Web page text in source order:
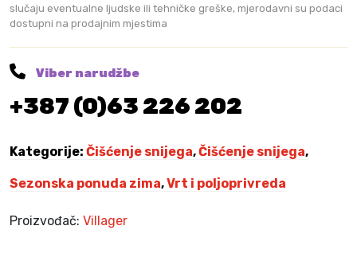
o
t
o
r
i
s
t
č
slučaju eventualne ljudske ili tehničke greške, mjerodavni su podaci
dostupni na prodajnim mjestima
Viber narudžbe
+387 (0)63 226 202
Kategorije: Čišćenje snijega,Čišćenje snijega,
Sezonska ponuda zima,Vrt i poljoprivreda
Proizvođač: Villager